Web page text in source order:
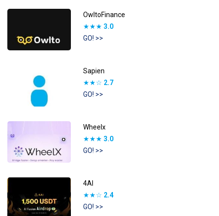
OwltoFinance
★★★ 3.0
GO! >>
Sapien
★★☆ 2.7
GO! >>
Wheelx
★★★ 3.0
GO! >>
4AI
★★☆ 2.4
GO! >>